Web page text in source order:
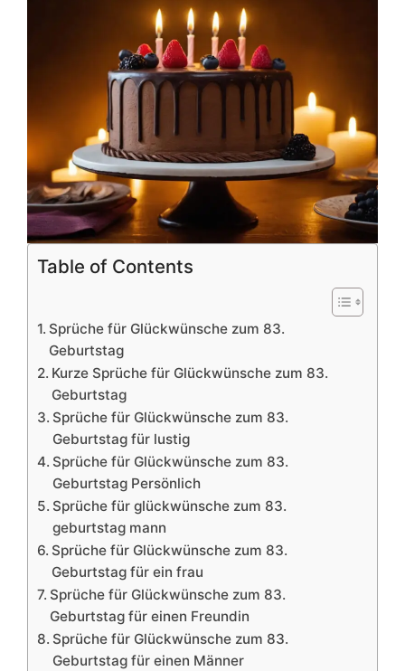
Table of Contents
Sprüche für Glückwünsche zum 83.
Geburtstag
Kurze Sprüche für Glückwünsche zum 83.
Geburtstag
Sprüche für Glückwünsche zum 83.
Geburtstag für lustig
Sprüche für Glückwünsche zum 83.
Geburtstag Persönlich
Sprüche für glückwünsche zum 83.
geburtstag mann
Sprüche für Glückwünsche zum 83.
Geburtstag für ein frau
Sprüche für Glückwünsche zum 83.
Geburtstag für einen Freundin
Sprüche für Glückwünsche zum 83.
Geburtstag für einen Männer